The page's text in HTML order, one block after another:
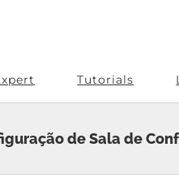
Tutorials
de Sala de